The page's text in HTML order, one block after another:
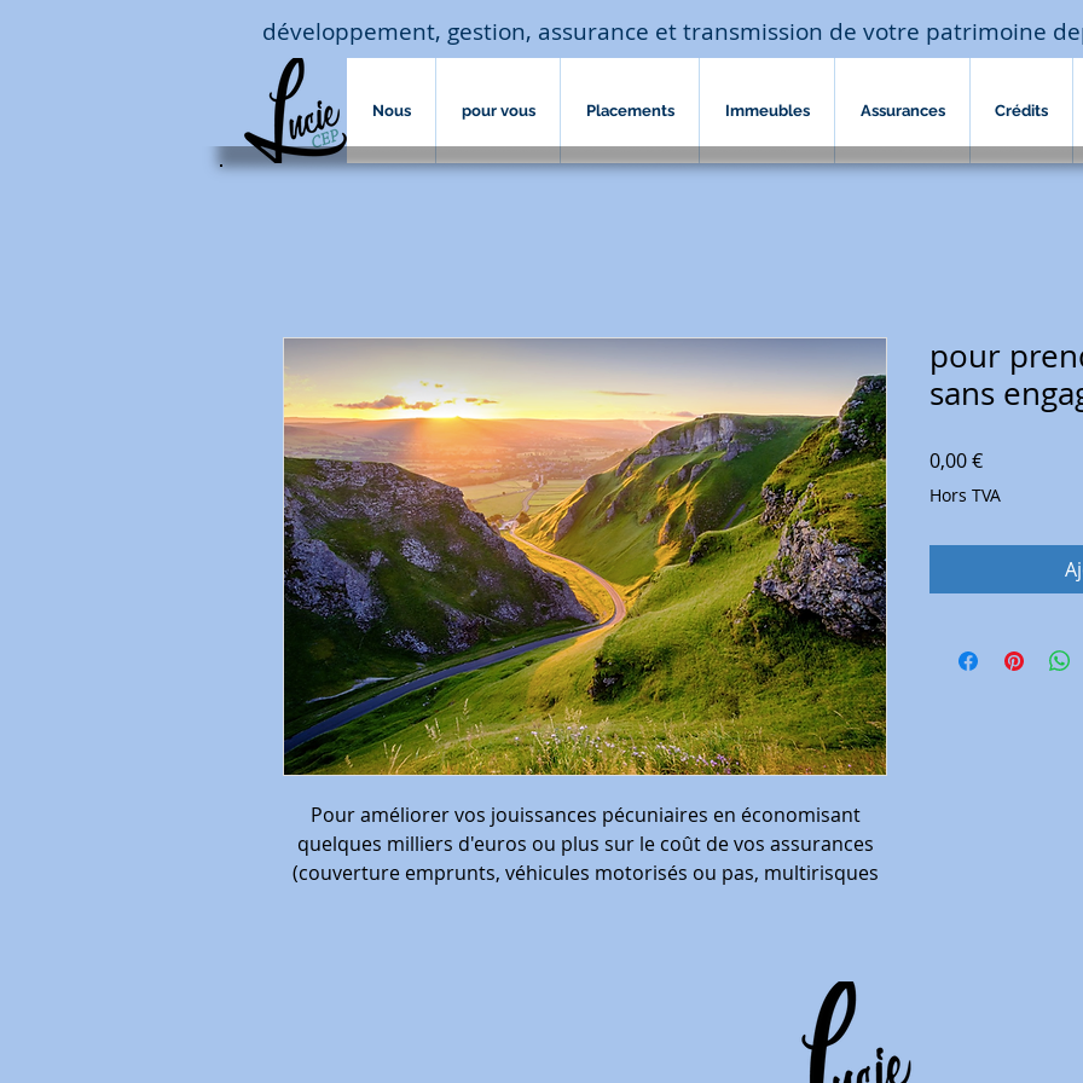
développement, gestion, assurance et transmission de votre patrimoine
Nous pour vous Placements Immeubles Assurances Crédits
Pour améliorer vos jouissances pécuniaires en économisant
quelques milliers d'euros ou plus sur le coût de vos assurances
(couverture emprunts, véhicules motorisés ou pas, multirisques
réduire le coût ou obtenir un emprunt adapté réellement à votre
pour
sans
0,00 €Prix
Hors TVA